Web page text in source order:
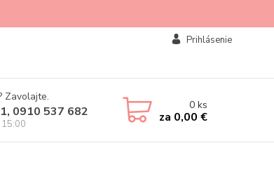
Prihlásenie
Zavolajte.
0910 537 682 0ks
za 0,00 €